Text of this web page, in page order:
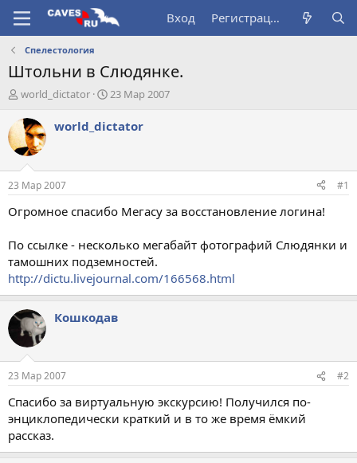
Вход Регистрация
Спелестология
Штольни в Слюдянке.
А
т
о
р
т
е
м
ы
world_dictator
Д
т
а
л
23 Мар 2007
world_dictator
23 Мар 2007 #1
Огромное спасибо Мегасу за восстановление логина!
По ссылке - несколько мегабайт фотографий Слюдянки и
тамошних подземностей.
http://dictu.livejournal.com/166568.html
Кошкодав
23 Мар 2007 #2
Спасибо за виртуальную экскурсию! Получился по-
энциклопедически краткий и в то же время ёмкий
рассказ.